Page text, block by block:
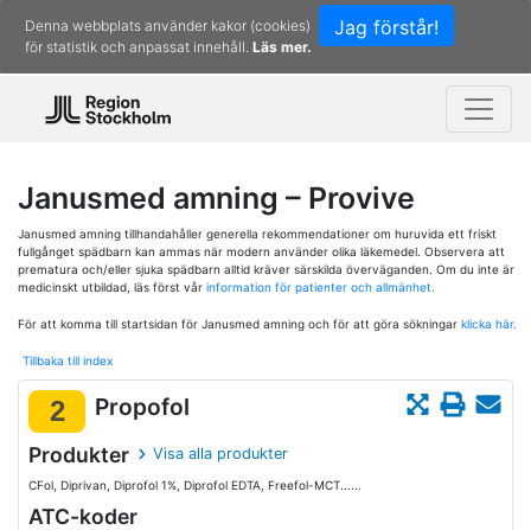
Jag förstår!
Denna webbplats använder kakor (cookies)
för statistik och anpassat innehåll. Läs mer.
Janusmed amning – Provive
Janusmed amning tillhandahåller generella rekommendationer om huruvida ett friskt
fullgånget spädbarn kan ammas när modern använder olika läkemedel. Observera att
prematura och/eller sjuka spädbarn alltid kräver särskilda överväganden. Om du inte är
medicinskt utbildad, läs först vår information för patienter och allmänhet.
För att komma till startsidan för Janusmed amning och för att göra sökningar klicka här.
Tillbaka till index
2 Propofol
Produkter Visa alla produkter
CFol, Diprivan, Diprofol 1%, Diprofol EDTA, Freefol-MCT......
ATC-koder